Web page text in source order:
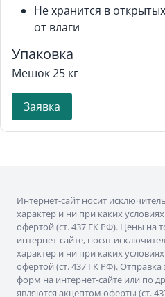
Не хранится в
от влаги
Упаковка
Мешок 25 кг
Заявка
Интернет-сайт носит
характер и ни при каких
офертой (ст. 437 ГК РФ). Цены на
интернет-сайте, носят
характер и ни при каких
офертой (ст. 437 ГК РФ).
форм на интернет-сайте или по
являются акцептом оферты (ст.